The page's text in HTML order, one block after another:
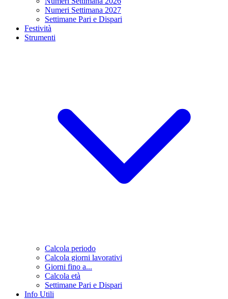
Numeri Settimana 2027
Settimane Pari e Dispari
Festività
Strumenti
Calcola periodo
Calcola giorni lavorativi
Giorni fino a...
Calcola età
Settimane Pari e Dispari
Info Utili